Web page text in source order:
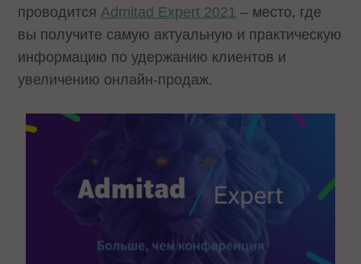
проводится Admitad Expert 2021 – место, где
вы получите самую актуальную и практическую
информацию по удержанию клиентов и
увеличению онлайн-продаж.